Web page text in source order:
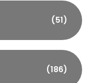
(51)
(186)